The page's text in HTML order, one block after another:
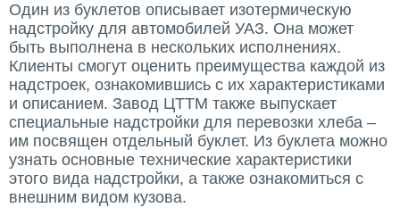
Один из буклетов описывает изотермическую
надстройку для автомобилей УАЗ. Она может
быть выполнена в нескольких исполнениях.
Клиенты смогут оценить преимущества каждой из
надстроек, ознакомившись с их характеристиками
и описанием. Завод ЦТТМ также выпускает
специальные надстройки для перевозки хлеба –
им посвящен отдельный буклет. Из буклета можно
узнать основные технические характеристики
этого вида надстройки, а также ознакомиться с
внешним видом кузова.